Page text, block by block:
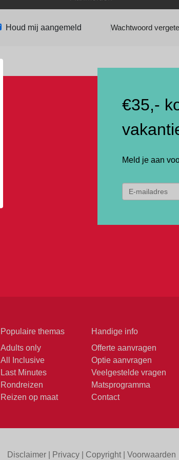
Houd mij aangemeld Wachtwoord
€35,-
Meld je aan
Populaire themas
Adults only
All Inclusive
Last Minutes
Rondreizen
Reizen op maat
Handige info
Offerte aanvragen
Optie aanvragen
Veelgestelde vragen
Matsprogramma
Contact
Disclaimer| Privacy| Copyright| Voorwaarden